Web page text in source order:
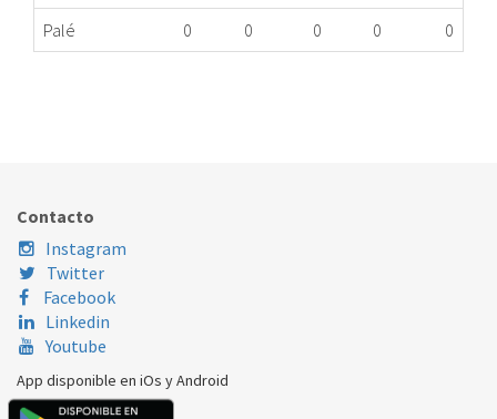
Palé
0 0 0 0 0
AEG
AEG
Contacto
Instagram
Twitter
Facebook
Linkedin
Youtube
App disponible en iOs y Android